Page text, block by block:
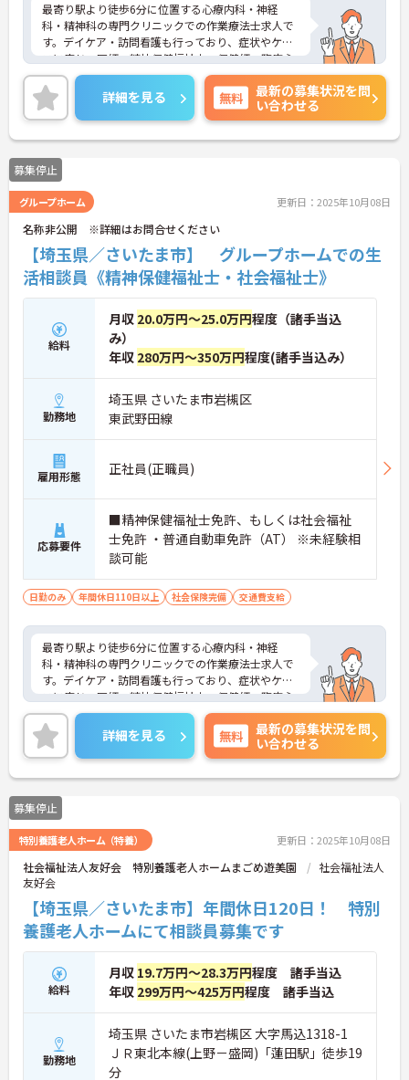
最寄り駅より徒歩6分に位置する心療内科・神経
科・精神科の専門クリニックでの作業療法士求人で
す。デイケア・訪問看護も行っており、症状やケー
スに応じ、医師、精神保健福祉士、保健師、臨床心
理士が連携して心のケアを目指しサポートしており
ます。ご興味のある方は是非お気軽にお問い合わせ
ください。
詳細を見る 無料
最新の募集状況を問
い合わせる
募集停止
グループホーム 更新日：2025年10月08日
名称非公開 ※詳細はお問合せください
【埼玉県／さいたま市】 グループホームでの生
活相談員《精神保健福祉士・社会福祉士》
給料
月収 20.0万円～25.0万円程度（諸手当込
み）
年収 280万円～350万円程度(諸手当込み）
勤務地
埼玉県 さいたま市岩槻区
東武野田線
雇用形態 正社員(正職員)
応募要件
■精神保健福祉士免許、もしくは社会福祉
士免許 ・普通自動車免許（AT） ※未経験相
談可能
日勤のみ 年間休日110日以上 社会保険完備 交通費支給
最寄り駅より徒歩6分に位置する心療内科・神経
科・精神科の専門クリニックでの作業療法士求人で
す。デイケア・訪問看護も行っており、症状やケー
スに応じ、医師、精神保健福祉士、保健師、臨床心
理士が連携して心のケアを目指しサポートしており
ます。ご興味のある方は是非お気軽にお問い合わせ
ください。
詳細を見る 無料
最新の募集状況を問
い合わせる
募集停止
特別養護老人ホーム（特養） 更新日：2025年10月08日
社会福祉法人友好会 特別養護老人ホームまごめ遊美園
社会福祉法人
友好会
【埼玉県／さいたま市】年間休日120日！ 特別
養護老人ホームにて相談員募集です
給料
月収 19.7万円～28.3万円程度 諸手当込
年収 299万円～425万円程度 諸手当込
勤務地
埼玉県 さいたま市岩槻区 大字馬込1318-1
ＪＲ東北本線(上野－盛岡)「蓮田駅」徒歩19
分